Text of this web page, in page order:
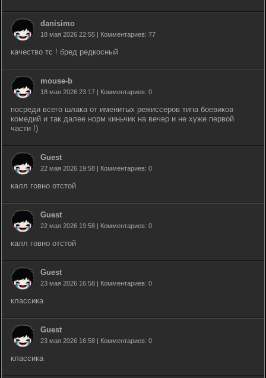
danisimo
18 мая 2026 22:55 | Комментариев: 77
качество тс ! бред редкосный
mouse-b
18 мая 2026 23:17 | Комментариев: 0
посреди всего шлака от именитых режиссеров типа боевиков
комедий и так далее норм киньчик на вечер и не хуже первой
части !)
Guest
22 мая 2026 19:58 | Комментариев: 0
калл говно отстой
Guest
22 мая 2026 19:58 | Комментариев: 0
калл говно отстой
Guest
23 мая 2026 16:58 | Комментариев: 0
классика
Guest
23 мая 2026 16:58 | Комментариев: 0
классика